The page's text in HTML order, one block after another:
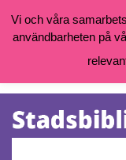
Vill du söka böcker,
Öppettider, katalog
Tjänster
Vi och våra
användbarheten på